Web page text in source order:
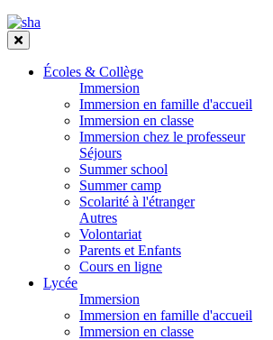
Écoles & Collège
Immersion
Immersion en famille d'accueil
Immersion en classe
Immersion chez le professeur
Séjours
Summer school
Summer camp
Scolarité à l'étranger
Autres
Volontariat
Parents et Enfants
Cours en ligne
Lycée
Immersion
Immersion en famille d'accueil
Immersion en classe